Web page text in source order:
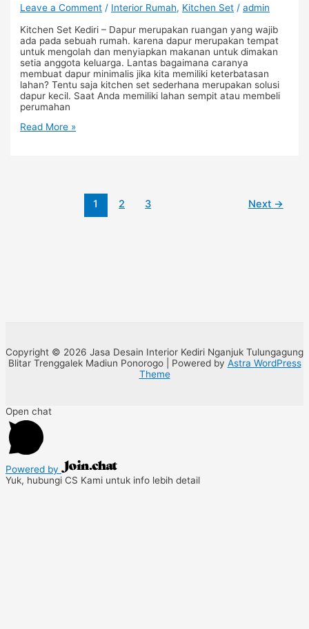
Leave a Comment / Interior Rumah, Kitchen Set /admin
Kitchen Set Kediri – Dapur merupakan ruangan yang wajib
ada pada sebuah rumah. karena dapur merupakan tempat
untuk mengolah dan menyiapkan makanan untuk dimakan
setia anggota keluarga. Lantas bagaimana caranya
membuat dapur minimalis jika kita memiliki keterbatasan
lahan? Tentu saja kitchen set sederhana merupakan solusi
dapur kecil. Saat Anda memiliki lahan sempit atau membeli
perumahan
Read More »
1 2 3 Next →
Copyright © 2026 Jasa Desain Interior Kediri Nganjuk Tulungagung
Blitar Trenggalek Madiun Ponorogo | Powered by Astra WordPress
Theme
Open chat
Powered by
Yuk, hubungi CS Kami untuk info lebih detail